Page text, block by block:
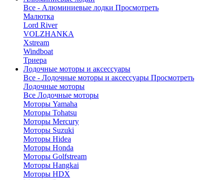
Все - Алюминиевые лодки Просмотреть
Малютка
Lord River
VOLZHANKA
Xstream
Windboat
Триера
Лодочные моторы и аксессуары
Все - Лодочные моторы и аксессуары Просмотреть
Лодочные моторы
Все Лодочные моторы
Моторы Yamaha
Моторы Tohatsu
Моторы Mercury
Моторы Suzuki
Моторы Hidea
Моторы Honda
Моторы Golfstream
Моторы Hangkai
Моторы HDX